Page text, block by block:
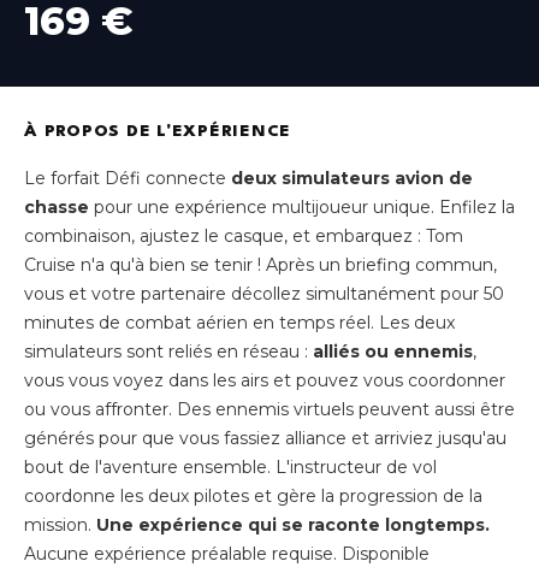
169 €
À PROPOS DE L'EXPÉRIENCE
Le forfait Défi connecte deux simulateurs avion de
chasse pour une expérience multijoueur unique. Enfilez la
combinaison, ajustez le casque, et embarquez : Tom
Cruise n'a qu'à bien se tenir ! Après un briefing commun,
vous et votre partenaire décollez simultanément pour 50
minutes de combat aérien en temps réel. Les deux
simulateurs sont reliés en réseau : alliés ou ennemis,
vous vous voyez dans les airs et pouvez vous coordonner
ou vous affronter. Des ennemis virtuels peuvent aussi être
générés pour que vous fassiez alliance et arriviez jusqu'au
bout de l'aventure ensemble. L'instructeur de vol
coordonne les deux pilotes et gère la progression de la
mission. Une expérience qui se raconte longtemps.
Aucune expérience préalable requise. Disponible